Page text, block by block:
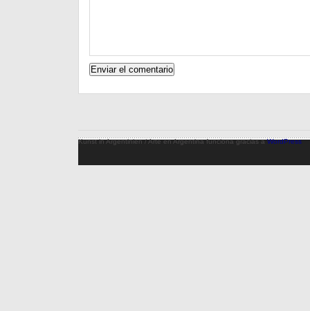
Kunst in Argentinien / Arte en Argentina funciona gracias aWordPress